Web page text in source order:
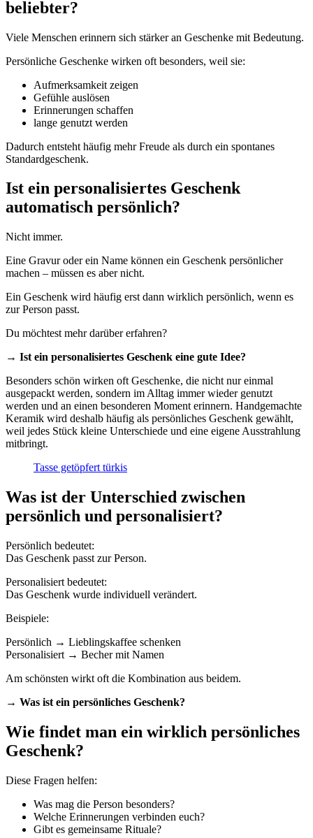
beliebter?
Viele Menschen erinnern sich stärker an Geschenke mit Bedeutung.
Persönliche Geschenke wirken oft besonders, weil sie:
Aufmerksamkeit zeigen
Gefühle auslösen
Erinnerungen schaffen
lange genutzt werden
Dadurch entsteht häufig mehr Freude als durch ein spontanes
Standardgeschenk.
Ist ein personalisiertes Geschenk
automatisch persönlich?
Nicht immer.
Eine Gravur oder ein Name können ein Geschenk persönlicher
machen – müssen es aber nicht.
Ein Geschenk wird häufig erst dann wirklich persönlich, wenn es
zur Person passt.
Du möchtest mehr darüber erfahren?
→ Ist ein personalisiertes Geschenk eine gute Idee?
Besonders schön wirken oft Geschenke, die nicht nur einmal
ausgepackt werden, sondern im Alltag immer wieder genutzt
werden und an einen besonderen Moment erinnern. Handgemachte
Keramik wird deshalb häufig als persönliches Geschenk gewählt,
weil jedes Stück kleine Unterschiede und eine eigene Ausstrahlung
mitbringt.
Tasse getöpfert türkis
Was ist der Unterschied zwischen
persönlich und personalisiert?
Persönlich bedeutet:
Das Geschenk passt zur Person.
Personalisiert bedeutet:
Das Geschenk wurde individuell verändert.
Beispiele:
Persönlich → Lieblingskaffee schenken
Personalisiert → Becher mit Namen
Am schönsten wirkt oft die Kombination aus beidem.
→ Was ist ein persönliches Geschenk?
Wie findet man ein wirklich persönliches
Geschenk?
Diese Fragen helfen:
Was mag die Person besonders?
Welche Erinnerungen verbinden euch?
Gibt es gemeinsame Rituale?